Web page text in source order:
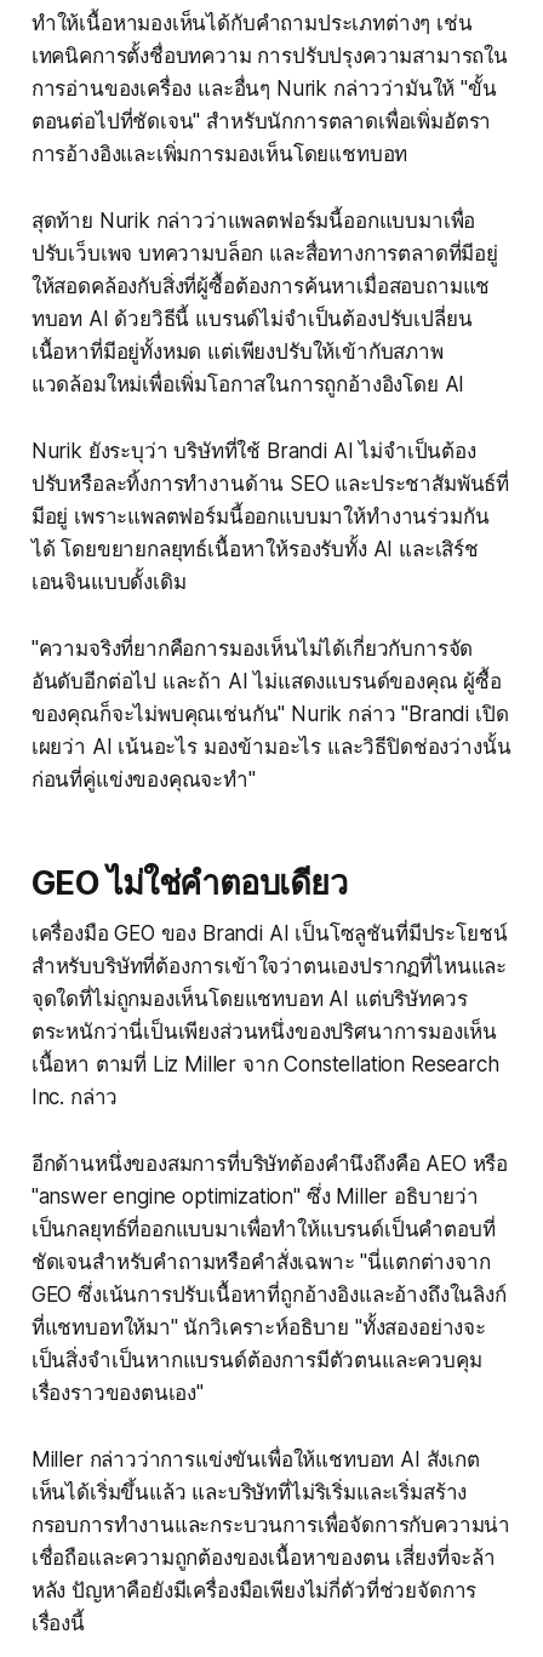
ทำให้เนื้อหามองเห็นได้กับคำถามประเภทต่างๆ เช่น
เทคนิคการตั้งชื่อบทความ การปรับปรุงความสามารถใน
การอ่านของเครื่อง และอื่นๆ Nurik กล่าวว่ามันให้ "ขั้น
ตอนต่อไปที่ชัดเจน" สำหรับนักการตลาดเพื่อเพิ่มอัตรา
การอ้างอิงและเพิ่มการมองเห็นโดยแชทบอท
สุดท้าย Nurik กล่าวว่าแพลตฟอร์มนี้ออกแบบมาเพื่อ
ปรับเว็บเพจ บทความบล็อก และสื่อทางการตลาดที่มีอยู่
ให้สอดคล้องกับสิ่งที่ผู้ซื้อต้องการค้นหาเมื่อสอบถามแช
ทบอท AI ด้วยวิธีนี้ แบรนด์ไม่จำเป็นต้องปรับเปลี่ยน
เนื้อหาที่มีอยู่ทั้งหมด แต่เพียงปรับให้เข้ากับสภาพ
แวดล้อมใหม่เพื่อเพิ่มโอกาสในการถูกอ้างอิงโดย AI
Nurik ยังระบุว่า บริษัทที่ใช้ Brandi AI ไม่จำเป็นต้อง
ปรับหรือละทิ้งการทำงานด้าน SEO และประชาสัมพันธ์ที่
มีอยู่ เพราะแพลตฟอร์มนี้ออกแบบมาให้ทำงานร่วมกัน
ได้ โดยขยายกลยุทธ์เนื้อหาให้รองรับทั้ง AI และเสิร์ช
เอนจินแบบดั้งเดิม
"ความจริงที่ยากคือการมองเห็นไม่ได้เกี่ยวกับการจัด
อันดับอีกต่อไป และถ้า AI ไม่แสดงแบรนด์ของคุณ ผู้ซื้อ
ของคุณก็จะไม่พบคุณเช่นกัน" Nurik กล่าว "Brandi เปิด
เผยว่า AI เน้นอะไร มองข้ามอะไร และวิธีปิดช่องว่างนั้น
ก่อนที่คู่แข่งของคุณจะทำ"
GEO ไม่ใช่คำตอบเดียว
เครื่องมือ GEO ของ Brandi AI เป็นโซลูชันที่มีประโยชน์
สำหรับบริษัทที่ต้องการเข้าใจว่าตนเองปรากฏที่ไหนและ
จุดใดที่ไม่ถูกมองเห็นโดยแชทบอท AI แต่บริษัทควร
ตระหนักว่านี่เป็นเพียงส่วนหนึ่งของปริศนาการมองเห็น
เนื้อหา ตามที่ Liz Miller จาก Constellation Research
Inc. กล่าว
อีกด้านหนึ่งของสมการที่บริษัทต้องคำนึงถึงคือ AEO หรือ
"answer engine optimization" ซึ่ง Miller อธิบายว่า
เป็นกลยุทธ์ที่ออกแบบมาเพื่อทำให้แบรนด์เป็นคำตอบที่
ชัดเจนสำหรับคำถามหรือคำสั่งเฉพาะ "นี่แตกต่างจาก
GEO ซึ่งเน้นการปรับเนื้อหาที่ถูกอ้างอิงและอ้างถึงในลิงก์
ที่แชทบอทให้มา" นักวิเคราะห์อธิบาย "ทั้งสองอย่างจะ
เป็นสิ่งจำเป็นหากแบรนด์ต้องการมีตัวตนและควบคุม
เรื่องราวของตนเอง"
Miller กล่าวว่าการแข่งขันเพื่อให้แชทบอท AI สังเกต
เห็นได้เริ่มขึ้นแล้ว และบริษัทที่ไม่ริเริ่มและเริ่มสร้าง
กรอบการทำงานและกระบวนการเพื่อจัดการกับความน่า
เชื่อถือและความถูกต้องของเนื้อหาของตน เสี่ยงที่จะล้า
หลัง ปัญหาคือยังมีเครื่องมือเพียงไม่กี่ตัวที่ช่วยจัดการ
เรื่องนี้